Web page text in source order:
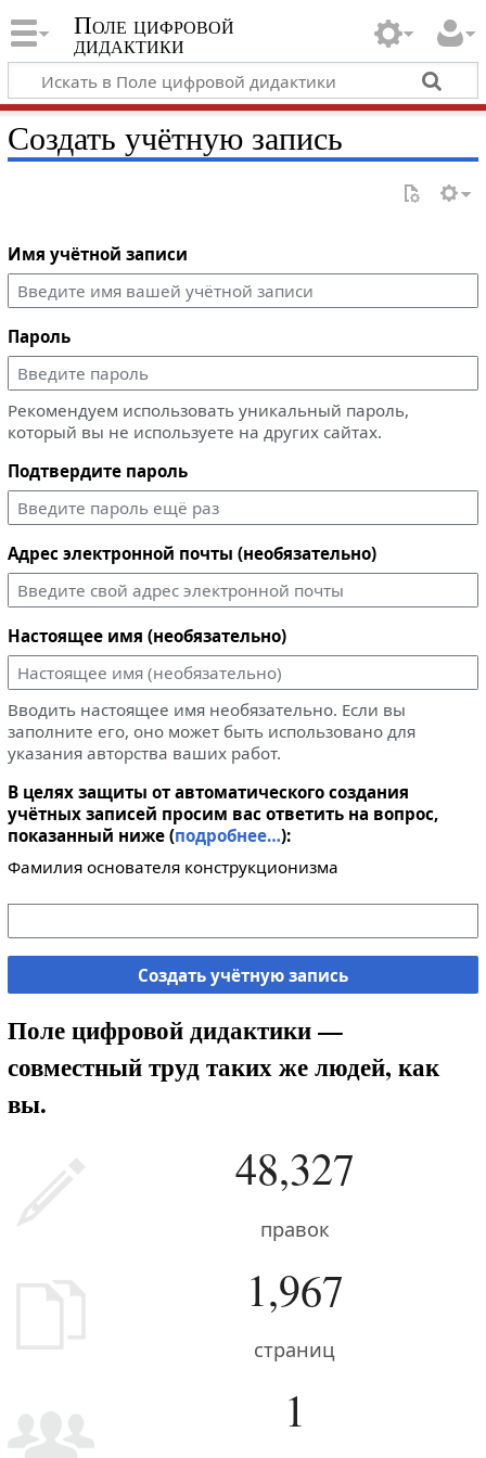
Поле цифровой
дидактики
Создать учётную запись
Имя учётной записи
Пароль
Рекомендуем использовать уникальный пароль,
который вы не используете на других сайтах.
Подтвердите пароль
Адрес электронной почты (необязательно)
Настоящее имя (необязательно)
Вводить настоящее имя необязательно. Если вы
заполните его, оно может быть использовано для
указания авторства ваших работ.
В целях защиты от автоматического создания
учётных записей просим вас ответить на вопрос,
показанный ниже (подробнее…):
Фамилия основателя конструкционизма
Создать учётную запись
Поле цифровой дидактики —
совместный труд таких же людей, как
вы.
48,327
правок
1,967
страниц
1